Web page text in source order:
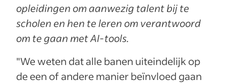
opleidingen om aanwezig talent bij te
scholen en hen te leren om verantwoord
om te gaan met AI-tools.
"We weten dat alle banen uiteindelijk op
de een of andere manier beïnvloed gaan